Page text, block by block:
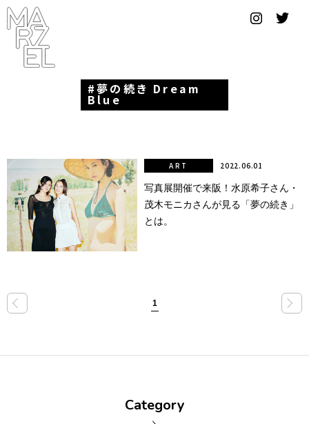
フィ
デザ
ナー
ー
プール
スーツ
ンテ
写真
夢の続き Dream
Blue
写真展開催で来阪！水原希子さん・
茂木モニカさんが見る「夢の続き」
とは。
ART 2022.06.01
« 1 »
Category